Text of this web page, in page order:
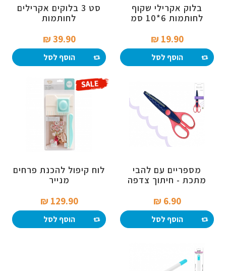
בלוק אקרילי שקוף
לחותמות 6*10 סמ
19.90 ₪‎
הוסף לסל
סט 3 בלוקים אקרילים
לחותמות
39.90 ₪‎
הוסף לסל
מספריים עם להבי
מתכת - חיתוך צדפה
6.90 ₪‎
הוסף לסל
לוח קיפול להכנת פרחים
מנייר
129.90 ₪‎
הוסף לסל